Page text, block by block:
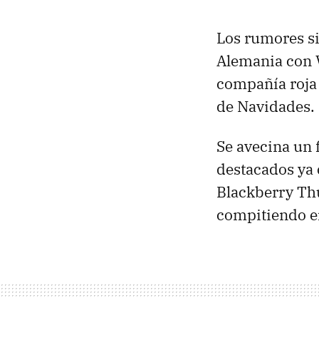
Los rumores
Alemania con
compañía
de Navidades.
Se avecina
destacados
Blackberry
compitiendo